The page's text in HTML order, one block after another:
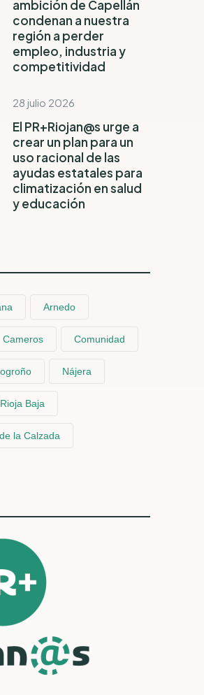
ambición de Capellán
condenan a nuestra
región a perder
empleo, industria y
competitividad
28 julio 2026
El PR+Riojan@s urge a
crear un plan para un
uso racional de las
ayudas estatales para
climatización en salud
y educación
Arnedo
Cameros Comunidad
Nájera
Rioja Baja
la Calzada